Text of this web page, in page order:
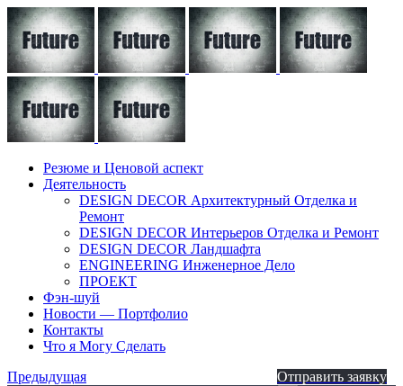
Резюме и Ценовой аспект
Деятельность
DESIGN DECOR Архитектурный Отделка и
Ремонт
DESIGN DECOR Интерьеров Отделка и Ремонт
DESIGN DECOR Ландшафта
ENGINEERING Инженерное Дело
ПРОЕКТ
Фэн-шуй
Новости — Портфолио
Контакты
Что я Могу Сделать
Предыдущая
Отправить заявку